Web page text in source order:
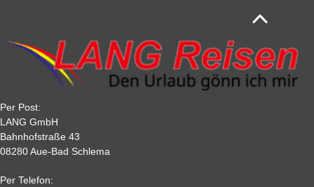
der Regel ca. 4 Wochen vor Abreise zu leisten. So stellen wir eine
sichere, transparente und komfortable Zahlungsabwicklung für Ihre
Reisebuchung sicher.
Tagesfahrten sind als kompletter Reisebetrag innerhalb von 10
Tagen nach der Buchung zu zahlen.
reise
10 %
60 20 % 25 % 30 % 30 %
40 % 40 % 50 % 50 %
7
2
Per Post:
LANG GmbH
Bahnhofstraße 43
08280 Aue-Bad Schlema
Per Telefon: